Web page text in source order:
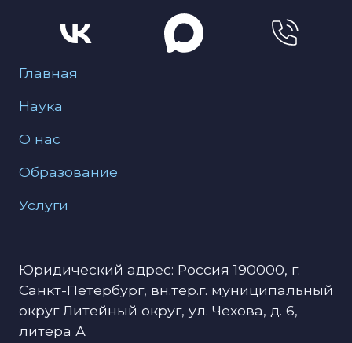
Меню для подвала
Главная
Наука
О нас
Образование
Услуги
Юридический адрес: Россия 190000, г.
Санкт-Петербург, вн.тер.г. муниципальный
округ Литейный округ, ул. Чехова, д. 6,
литера А